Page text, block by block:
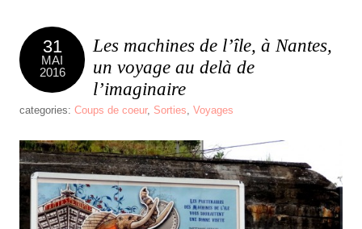
31
MAI
2016
Les machines de l’île, à Nantes,
un voyage au delà de
l’imaginaire
categories: Coups de coeur, Sorties, Voyages